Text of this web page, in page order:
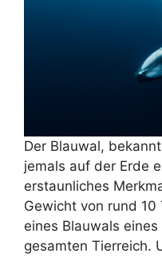
Der Blauwal,
jemals auf der Erde
erstaunliches
Gewicht von rund
eines Blauwals
gesamten Tierreich.